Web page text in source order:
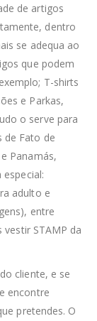
de artigos
dentro
se adequa ao
que podem
T-shirts
e Parkas,
o serve para
de Fato de
Panamás,
adulto e
entre
STAMP da
cliente, e se
encontre
pretendes. O